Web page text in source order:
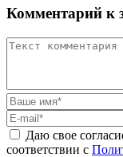
Комментарий к
Даю свое
соответствии с